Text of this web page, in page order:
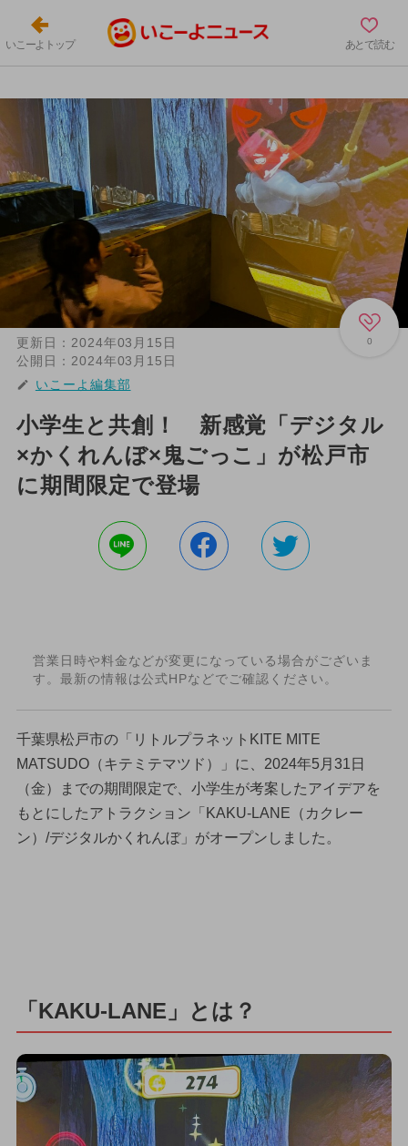
いこーよトップ あとで読む
0
更新日： 2024年03月15日
公開日： 2024年03月15日
いこーよ編集部
小学生と共創！ 新感覚「デジタル
×かくれんぼ×鬼ごっこ」が松戸市
に期間限定で登場
営業日時や料金などが変更になっている場合がございま
す。最新の情報は公式HPなどでご確認ください。
千葉県松戸市の「リトルプラネットKITE MITE
MATSUDO（キテミテマツド）」に、2024年5月31日
（金）までの期間限定で、小学生が考案したアイデアを
もとにしたアトラクション「KAKU-LANE（カクレー
ン）/デジタルかくれんぼ」がオープンしました。
「KAKU-LANE」とは？